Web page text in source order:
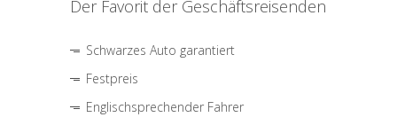
Der Favorit der Geschäftsreisenden
Schwarzes Auto garantiert
Festpreis
Englischsprechender Fahrer